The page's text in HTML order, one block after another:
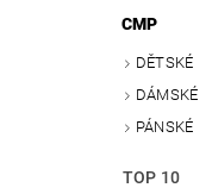
CMP
DĚTSKÉ
DÁMSKÉ
PÁNSKÉ
TOP 10